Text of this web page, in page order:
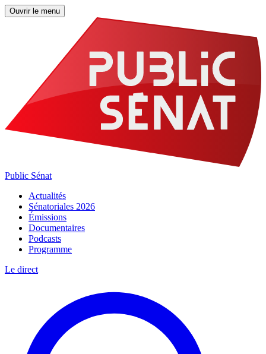
Ouvrir le menu
Public Sénat
Actualités
Sénatoriales 2026
Émissions
Documentaires
Podcasts
Programme
Le direct